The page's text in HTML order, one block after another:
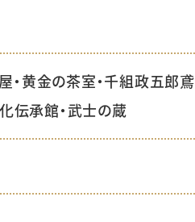
・黄金の茶室・千組政五郎鳶
伝承館・武士の蔵